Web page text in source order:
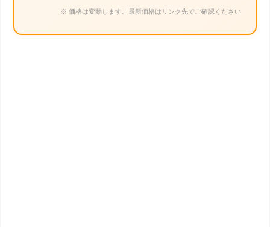
※ 価格は変動します。最新価格はリンク先でご確認ください